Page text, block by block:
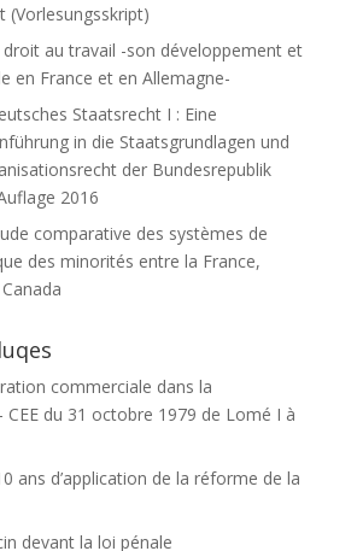
(Vorlesungsskript)
droit au travail -son développement et
en France et en Allemagne-
Staatsrecht I : Eine
in die Staatsgrundlagen und
der Bundesrepublik
2016
comparative des systèmes de
des minorités entre la France,
commerciale dans la
CEE du 31 octobre 1979 de Lomé I à
ans d’application de la réforme de la
devant la loi pénale